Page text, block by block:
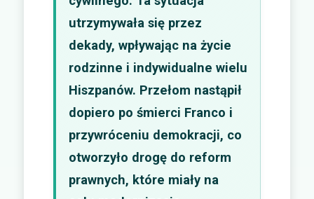
utrzymywała się przez
dekady, wpływając na życie
rodzinne i indywidualne wielu
Hiszpanów. Przełom nastąpił
dopiero po śmierci Franco i
przywróceniu demokracji, co
otworzyło drogę do reform
prawnych, które miały na